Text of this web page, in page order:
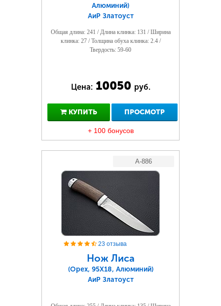
Алюминий)
АиР Златоуст
Общая длина: 241 / Длина клинка: 131 / Ширина
клинка: 27 / Толщина обуха клинка: 2.4 /
Твердость: 59-60
Цена: 10050 руб.
КУПИТЬ ПРОСМОТР
+ 100 бонусов
A-886
23 отзыва
Нож Лиса
(Орех, 95Х18, Алюминий)
АиР Златоуст